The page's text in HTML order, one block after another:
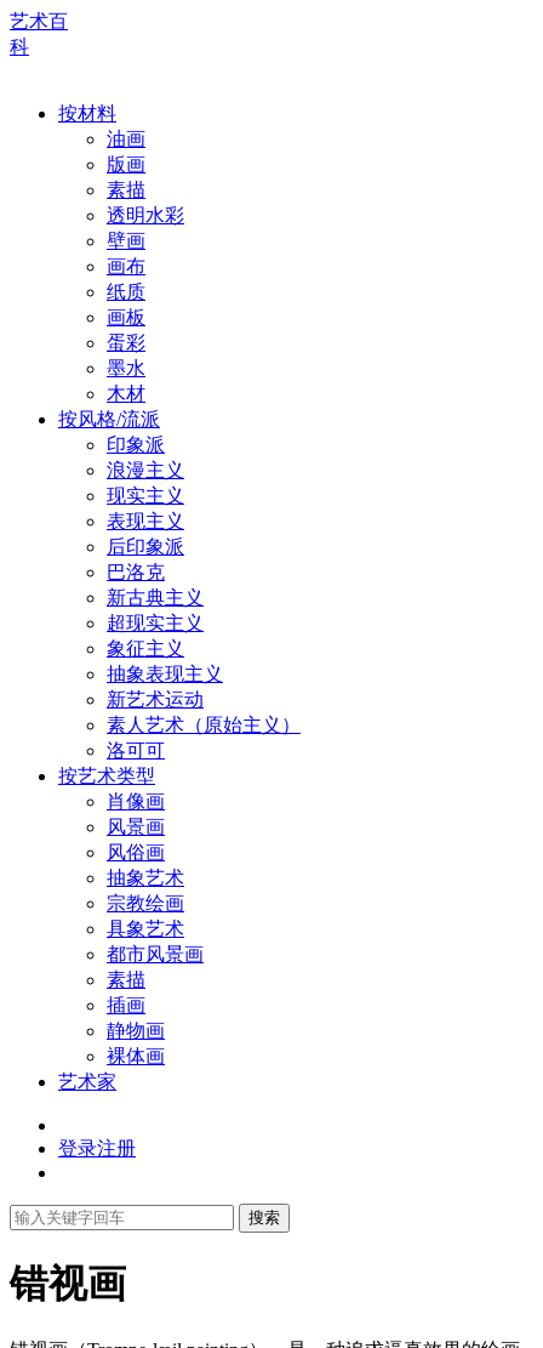
艺术百
科
按材料
油画
版画
素描
透明水彩
壁画
画布
纸质
画板
蛋彩
墨水
木材
按风格/流派
印象派
浪漫主义
现实主义
表现主义
后印象派
巴洛克
新古典主义
超现实主义
象征主义
抽象表现主义
新艺术运动
素人艺术（原始主义）
洛可可
按艺术类型
肖像画
风景画
风俗画
抽象艺术
宗教绘画
具象艺术
都市风景画
素描
插画
静物画
裸体画
艺术家
登录注册
搜索
错视画